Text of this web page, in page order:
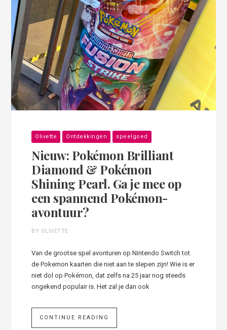
Olivette Ontdekkingen speelgoed
Nieuw: Pokémon Brilliant
Diamond & Pokémon
Shining Pearl. Ga je mee op
een spannend Pokémon-
avontuur?
BY OLIVETTE
Van de grootse spel avonturen op Nintendo Switch tot
de Pokemon kaarten die niet aan te slepen zijn! Wie is er
niet dol op Pokémon, dat zelfs na 25 jaar nog steeds
ongekend populair is. Het zal je dan ook
CONTINUE READING